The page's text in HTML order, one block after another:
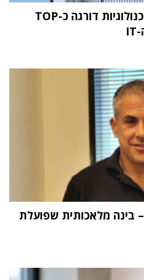
מחקר STKI השנתי: וואן טכנולוגיות דורגה כ-TOP
"העתיד הוא Physical AI – בינה מלאכותית שפועלת